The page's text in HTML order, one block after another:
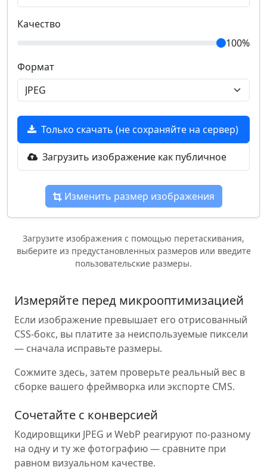
Качество
100%
Формат
Только скачать (не сохраняйте на сервер)
Загрузить изображение как публичное
Изменить размер изображения
Загрузите изображения с помощью перетаскивания,
выберите из предустановленных размеров или введите
пользовательские размеры.
Измеряйте перед микрооптимизацией
Если изображение превышает его отрисованный
CSS-бокс, вы платите за неиспользуемые пиксели
— сначала исправьте размеры.
Сожмите здесь, затем проверьте реальный вес в
сборке вашего фреймворка или экспорте CMS.
Сочетайте с конверсией
Кодировщики JPEG и WebP реагируют по-разному
на одну и ту же фотографию — сравните при
равном визуальном качестве.